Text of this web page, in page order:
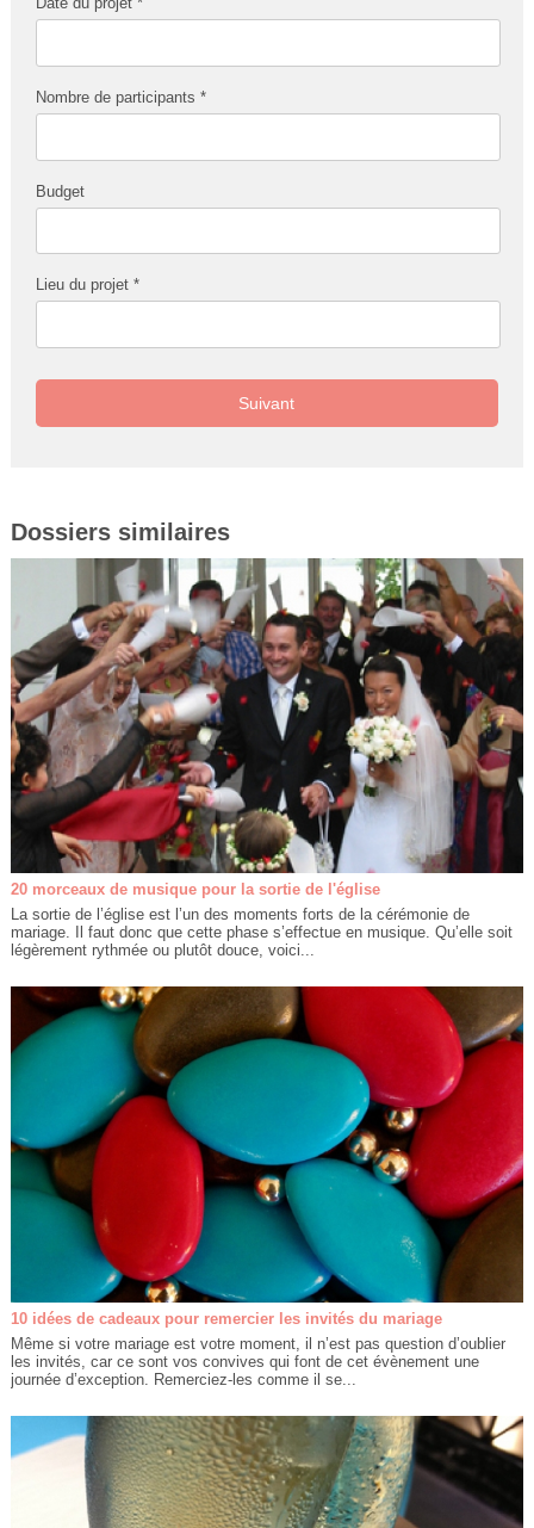
Nombre de participants *
Budget
Lieu du projet *
Suivant
Dossiers similaires
20 morceaux de musique pour la sortie de l'église
La sortie de l’église est l’un des moments forts de la cérémonie de
mariage. Il faut donc que cette phase s’effectue en musique. Qu’elle soit
légèrement rythmée ou plutôt douce, voici...
10 idées de cadeaux pour remercier les invités du mariage
Même si votre mariage est votre moment, il n’est pas question d’oublier
les invités, car ce sont vos convives qui font de cet évènement une
journée d’exception. Remerciez-les comme il se...